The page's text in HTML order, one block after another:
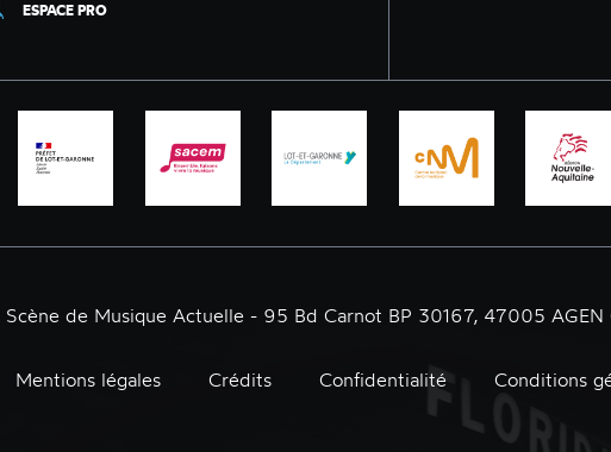
ESPACE PRO
Scène de Musique Actuelle - 95 Bd Carnot BP 30167, 47005
Mentions légales Crédits Confidentialité Conditions